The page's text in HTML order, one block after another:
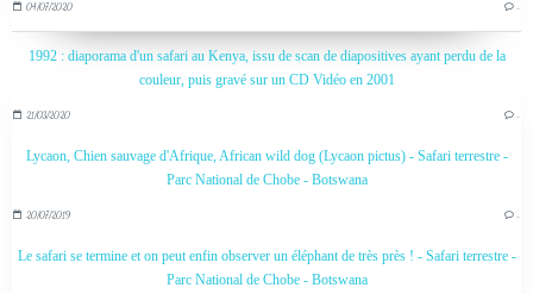
04/07/2020 …
1992 : diaporama d'un safari au Kenya, issu de scan de diapositives ayant perdu de la
couleur, puis gravé sur un CD Vidéo en 2001
21/03/2020 …
Lycaon, Chien sauvage d'Afrique, African wild dog (Lycaon pictus) - Safari terrestre -
Parc National de Chobe - Botswana
20/07/2019 …
Le safari se termine et on peut enfin observer un éléphant de très près ! - Safari terrestre -
Parc National de Chobe - Botswana